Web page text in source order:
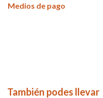
Medios de pago
También podes llevar